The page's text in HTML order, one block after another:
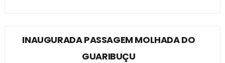
INAUGURADA PASSAGEM MOLHADA DO
GUARIBUÇU